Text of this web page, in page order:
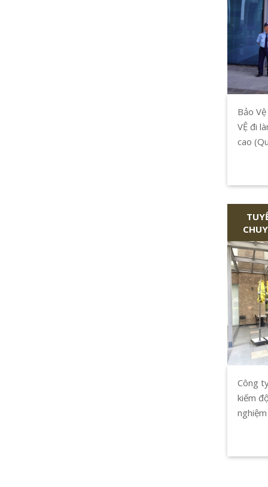
Bảo
VỆ đi
cao
Công
kiếm
triển